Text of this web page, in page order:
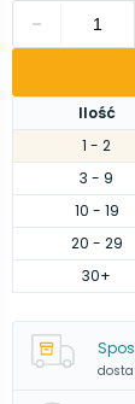
Ilość
1 - 2
3 - 9
10 - 19
20 - 29
30+